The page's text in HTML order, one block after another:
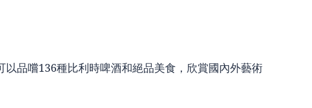
品嚐136種比利時啤酒和絕品美食，欣賞國內外藝術